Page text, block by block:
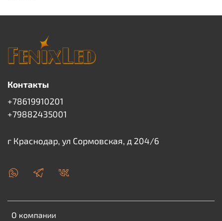
О компании
Контакты
+78619910201
+79882435001
г Краснодар, ул Сормовская, д 204/6